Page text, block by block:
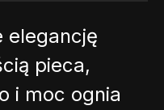
elegancję
pieca,
i moc ognia